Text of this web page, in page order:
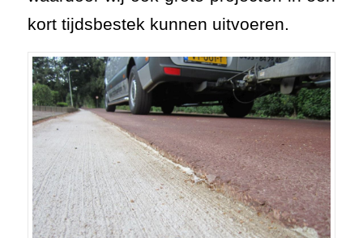
kort tijdsbestek kunnen uitvoeren.